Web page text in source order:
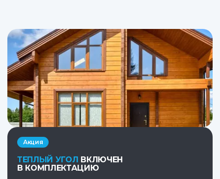
Акция
ТЕПЛЫЙ УГОЛ ВКЛЮЧЕН
В КОМПЛЕКТАЦИЮ